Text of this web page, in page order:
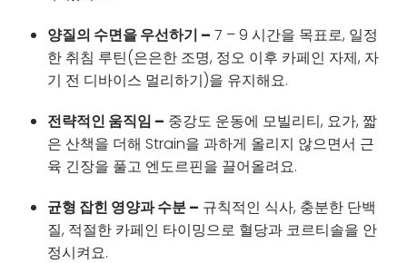
양질의 수면을 우선하기 – 7 – 9 시간을 목표로, 일정
한 취침 루틴(은은한 조명, 정오 이후 카페인 자제, 자
기 전 디바이스 멀리하기)을 유지해요.
전략적인 움직임 – 중강도 운동에 모빌리티, 요가, 짧
은 산책을 더해 Strain을 과하게 올리지 않으면서 근
육 긴장을 풀고 엔도르핀을 끌어올려요.
균형 잡힌 영양과 수분 – 규칙적인 식사, 충분한 단백
질, 적절한 카페인 타이밍으로 혈당과 코르티솔을 안
정시켜요.